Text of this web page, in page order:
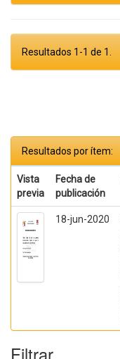
Resultados 1-1 de 1.
Resultados por ítem:
Vista
previa
Fecha de
publicación
18-jun-2020
Filtrar